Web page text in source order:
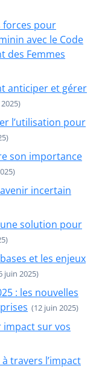
forces pour
avec le Code
des Femmes
anticiper et gérer
l’utilisation pour
son importance
incertain
solution pour
et les enjeux
juin 2025)
: les nouvelles
(12 juin 2025)
impact sur vos
travers l’impact